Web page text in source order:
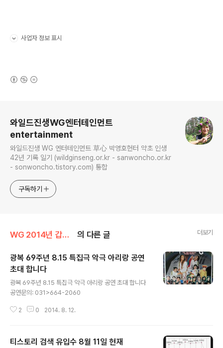
사업자 정보 표시
와일드진생WG엔터테인먼트
entertainment
와일드진생 WG 엔터테인먼트 草心 박영호헌터 약초 인생
42년 기록 일기 (wildginseng.or.kr - sanwoncho.or.kr
- sonwoncho.tistory.com) 통합
구독하기
WG 2014년 갑오년 기록 의 다른 글 더보기
광복 69주년 8.15 특집극 악극 아리랑 공연
초대 합니다
광복 69주년 8.15 특집극 악극 아리랑 공연 초대 합니다
공연문의: 031>664-2060
2 0 2014. 8. 12.
티스토리 검색 유입수 8월 11일 현재